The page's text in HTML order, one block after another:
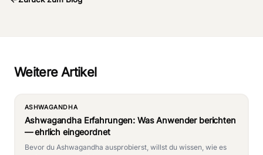
Weitere Artikel
ASHWAGANDHA
Ashwagandha Erfahrungen: Was Anwender berichten
— ehrlich eingeordnet
Bevor du Ashwagandha ausprobierst, willst du wissen, wie es